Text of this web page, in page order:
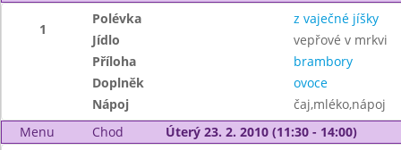
1
Polévka
z vaječné jíšky
Jídlo
vepřové v mrkvi
Příloha
brambory
Doplněk
ovoce
Nápoj
čaj,mléko,nápoj
Menu
Chod Úterý 23. 2. 2010 (11:30 - 14:00)